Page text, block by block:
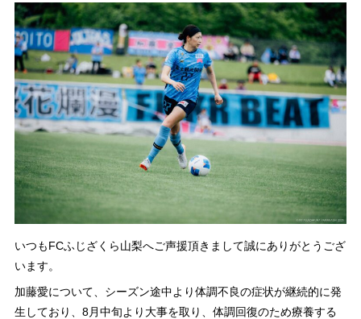
いつもFCふじざくら山梨へご声援頂きまして誠にありがとうござ
います。
加藤愛について、シーズン途中より体調不良の症状が継続的に発
生しており、8月中旬より大事を取り、体調回復のため療養する